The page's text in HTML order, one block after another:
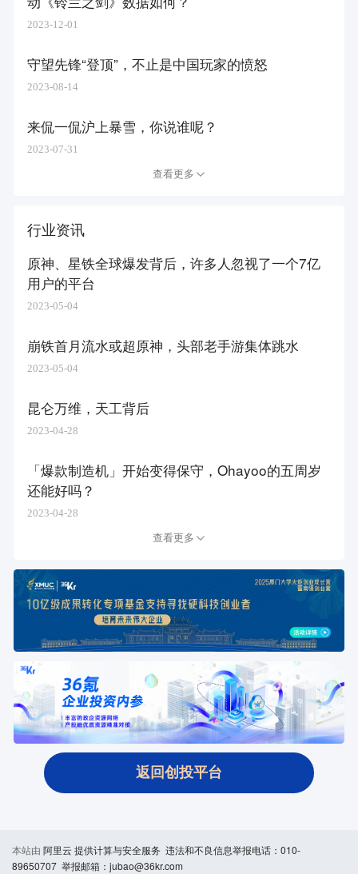
2023-12-01
守望先锋“登顶”，不止是中国玩家的愤怒
2023-08-14
来侃一侃沪上暴雪，你说谁呢？
2023-07-31
查看更多
行业资讯
原神、星铁全球爆发背后，许多人忽视了一个7亿
用户的平台
2023-05-04
崩铁首月流水或超原神，头部老手游集体跳水
2023-05-04
昆仑万维，天工背后
2023-04-28
「爆款制造机」开始变得保守，Ohayoo的五周岁
还能好吗？
2023-04-28
查看更多
返回创投平台
本站由 阿里云 提供计算与安全服务 违法和不良信息举报电话：010-
89650707 举报邮箱：jubao@36kr.com